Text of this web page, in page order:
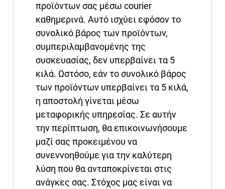
προϊόντων σας μέσω courier
καθημερινά. Αυτό ισχύει εφόσον το
συνολικό βάρος των προϊόντων,
συμπεριλαμβανομένης της
συσκευασίας, δεν υπερβαίνει τα 5
κιλά. Ωστόσο, εάν το συνολικό βάρος
των προϊόντων υπερβαίνει τα 5 κιλά,
η αποστολή γίνεται μέσω
μεταφορικής υπηρεσίας. Σε αυτήν
την περίπτωση, θα επικοινωνήσουμε
μαζί σας προκειμένου να
συνεννοηθούμε για την καλύτερη
λύση που θα ανταποκρίνεται στις
ανάγκες σας. Στόχος μας είναι να